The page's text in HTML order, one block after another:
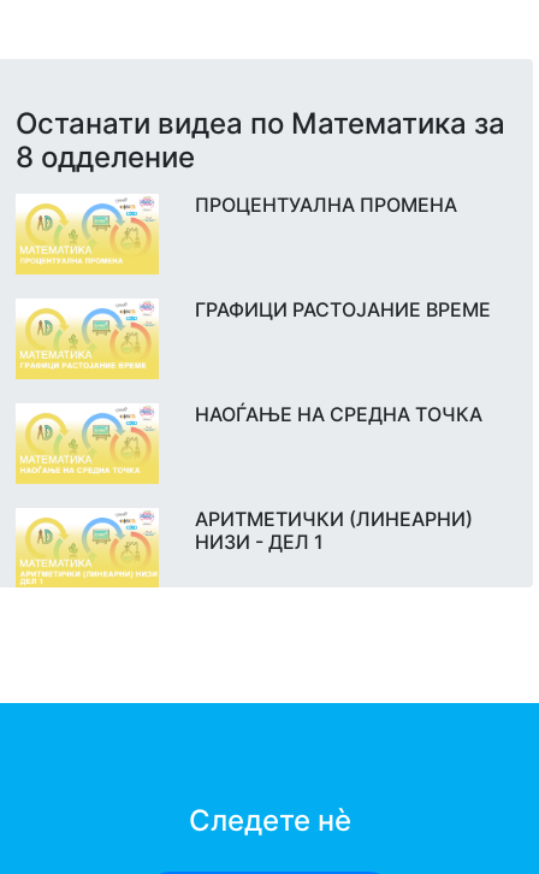
Останати видеа по Математика за
8 одделение
ПРОЦЕНТУАЛНА ПРОМЕНА
ГРАФИЦИ РАСТОЈАНИЕ ВРЕМЕ
НАОЃАЊЕ НА СРЕДНА ТОЧКА
АРИТМЕТИЧКИ (ЛИНЕАРНИ)
НИЗИ - ДЕЛ 1
Следете нè